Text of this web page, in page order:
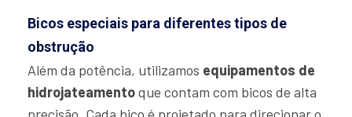
Bicos especiais para diferentes tipos de
obstrução
Além da potência, utilizamos equipamentos de
hidrojateamentoque contam com bicos de alta